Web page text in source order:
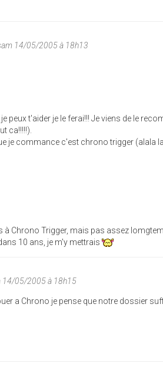
14/05/2005 à 18h13
peux t'aider je le ferai!!! Je viens de le
ca!!!!!).
je commance c'est chrono trigger (alala la
à Chrono Trigger, mais pas assez
10 ans, je m'y mettrais
14/05/2005 à 18h15
a Chrono je pense que notre dossier